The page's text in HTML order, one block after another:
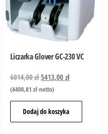
Liczarka Glover GC-230 VC
6014,00zł5413,00zł
(4400,81złnetto)
Dodaj do koszyka